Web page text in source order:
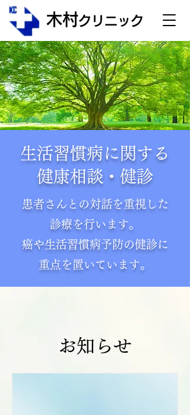
木村クリニック
生活習慣病に関する
健康相談・健診
患者さんとの対話を重視した
診療を行います。
癌や生活習慣病予防の健診に
重点を置いています。
お知らせ